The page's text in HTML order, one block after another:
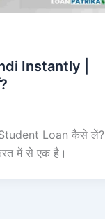
Instantly |
Loan कैसे लें?
में से एक है।